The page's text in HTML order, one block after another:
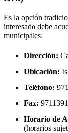
Es la opción
interesado debe
municipales:
Dirección:
Ubicación:
Teléfono:
Fax:
Horario de
(horarios